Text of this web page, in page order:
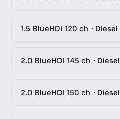
1.5 BlueHDi 120 ch · Diesel
2.0 BlueHDI 145 ch · Diesel
2.0 BlueHDI 150 ch · Diesel